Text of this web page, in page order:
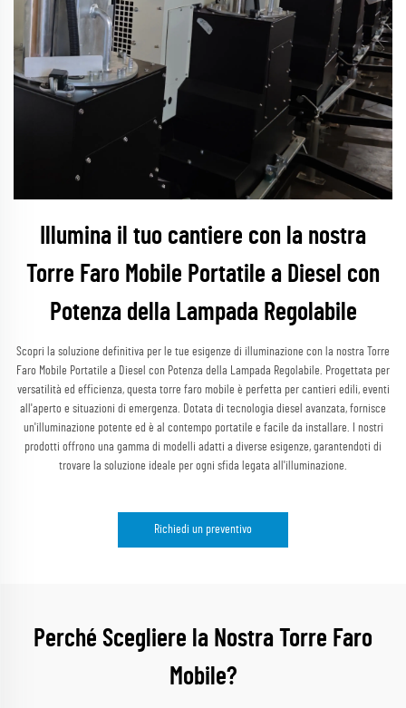
Illumina il tuo cantiere con la nostra
Torre Faro Mobile Portatile a Diesel con
Potenza della Lampada Regolabile
Scopri la soluzione definitiva per le tue esigenze di illuminazione con la nostra Torre
Faro Mobile Portatile a Diesel con Potenza della Lampada Regolabile. Progettata per
versatilità ed efficienza, questa torre faro mobile è perfetta per cantieri edili, eventi
all'aperto e situazioni di emergenza. Dotata di tecnologia diesel avanzata, fornisce
un'illuminazione potente ed è al contempo portatile e facile da installare. I nostri
prodotti offrono una gamma di modelli adatti a diverse esigenze, garantendoti di
trovare la soluzione ideale per ogni sfida legata all'illuminazione.
Richiedi un preventivo
Perché Scegliere la Nostra Torre Faro
Mobile?